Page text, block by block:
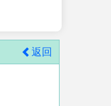
返回